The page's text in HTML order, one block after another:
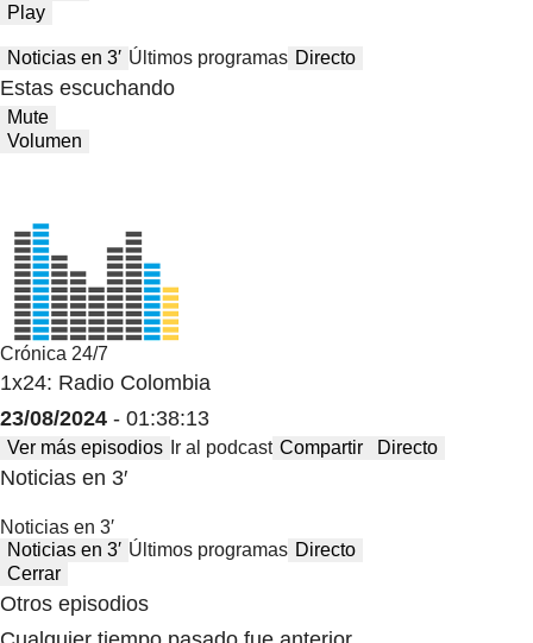
Play
Noticias en 3′ Últimos programas Directo
Estas escuchando
Mute
Volumen
Crónica 24/7
1x24: Radio Colombia
23/08/2024 - 01:38:13
Ver más episodios Ir al podcast Compartir Directo
Noticias en 3′
Noticias en 3′
Noticias en 3′ Últimos programas Directo
Cerrar
Otros episodios